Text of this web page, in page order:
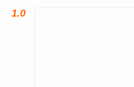
1.0